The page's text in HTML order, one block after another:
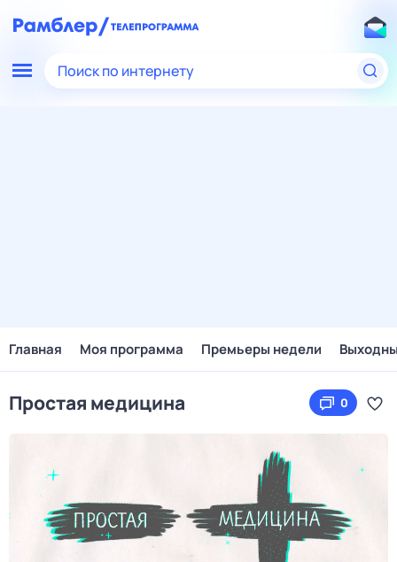
Поиск по интернету
Главная Моя программа Премьеры недели
Простая медицина 0